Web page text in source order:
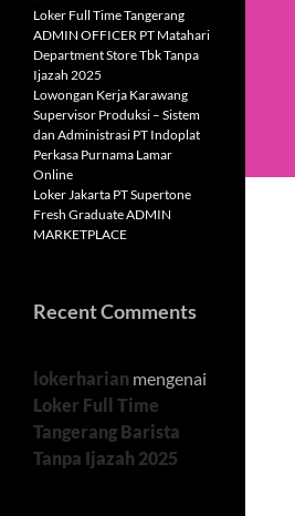
Loker Full Time Tangerang
ADMIN OFFICER PT Matahari
Department Store Tbk Tanpa
Ijazah 2025
Lowongan Kerja Karawang
Supervisor Produksi – Sistem
dan Administrasi PT Indoplat
Perkasa Purnama Lamar
Online
Loker Jakarta PT Supertone
Fresh Graduate ADMIN
MARKETPLACE
Recent Comments
lokerharian mengenai
Loker Full Time
Tangerang Barista
Tanpa Ijazah 2025